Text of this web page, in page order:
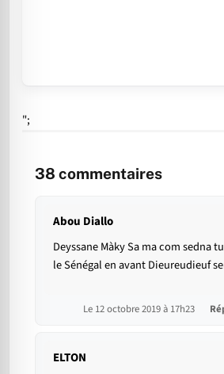
";
38 commentaires
Abou Diallo
Deyssane Màky Sa ma com sedna
le Sénégal en avant Dieureudieuf
Le 12 octobre 2019 à 17h23
ELTON